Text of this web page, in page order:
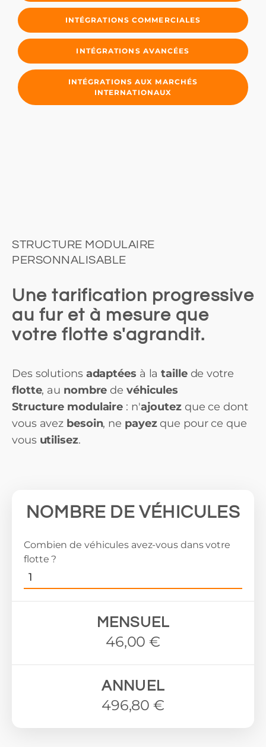
INTÉGRATIONS COMMERCIALES
INTÉGRATIONS AVANCÉES
INTÉGRATIONS AUX MARCHÉS
INTERNATIONAUX
STRUCTURE MODULAIRE
PERSONNALISABLE
Une tarification progressive
au fur et à mesure que
votre flotte s'agrandit.
Des solutions adaptées à lataillede votre
flotte, au nombre de véhicules
Structure modulaire : n'ajoutezque ce dont
vous avez besoin, ne payezque pour ce que
vous utilisez.
NOMBRE DE VÉHICULES
Combien de véhicules avez-vous dans votre
flotte ?
MENSUEL
46,00 €
ANNUEL
496,80 €